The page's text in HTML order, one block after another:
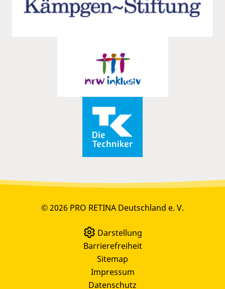
© 2026 PRO RETINA Deutschland e. V.
Darstellung
Barrierefreiheit
Sitemap
Impressum
Datenschutz